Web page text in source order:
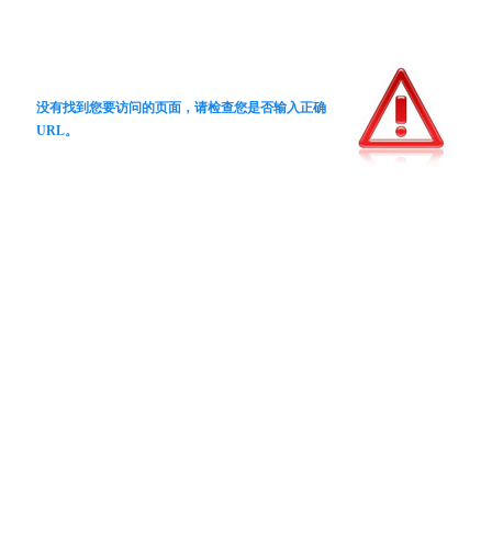
没有找到您要访问的页面，请检查您是否输入正确
URL。